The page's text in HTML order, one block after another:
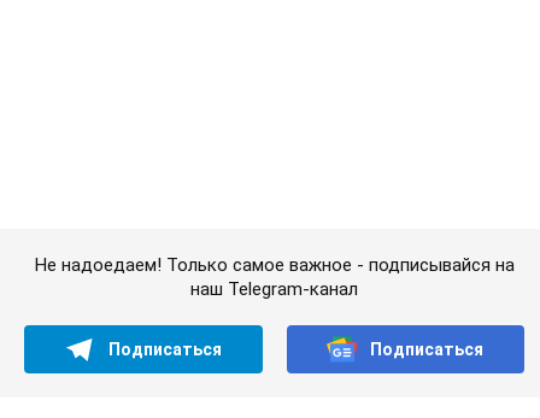
Не надоедаем! Только самое важное - подписывайся на
наш Telegram-канал
Подписаться Подписаться